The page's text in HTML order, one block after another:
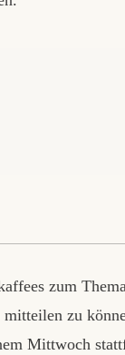
zum
zu
Mittwoch